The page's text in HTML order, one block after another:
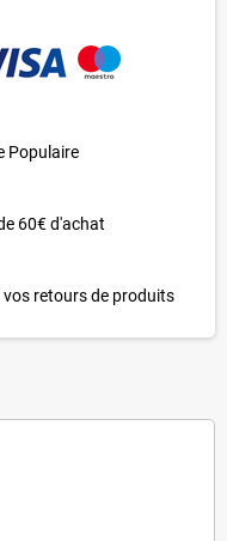
Populaire
60€ d'achat
retours de produits